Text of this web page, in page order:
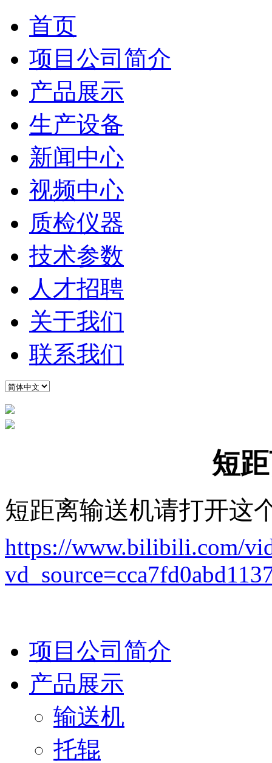
首页
项目公司简介
产品展示
生产设备
新闻中心
视频中心
质检仪器
技术参数
人才招聘
关于我们
联系我们
短
短距离输送机请打开这
https://www.bilibili.com/
项目公司简介
产品展示
输送机
托辊